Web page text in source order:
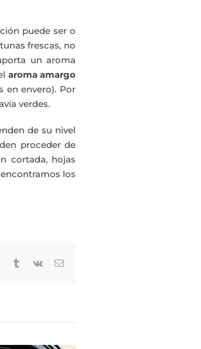
puede ser o
frescas, no
un aroma
aroma amargo
en envero). Por
verdes.
de su nivel
proceder de
cortada, hojas
los
WhatsApp
TumblrVk
Correo